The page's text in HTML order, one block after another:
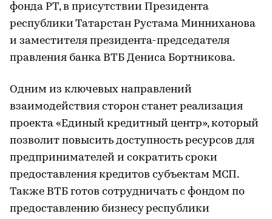
фонда РТ, в присутствии Президента
республики Татарстан Рустама Минниханова
и заместителя президента-председателя
правления банка ВТБ Дениса Бортникова.
Одним из ключевых направлений
взаимодействия сторон станет реализация
проекта «Единый кредитный центр», который
позволит повысить доступность ресурсов для
предпринимателей и сократить сроки
предоставления кредитов субъектам МСП.
Также ВТБ готов сотрудничать с фондом по
предоставлению бизнесу республики